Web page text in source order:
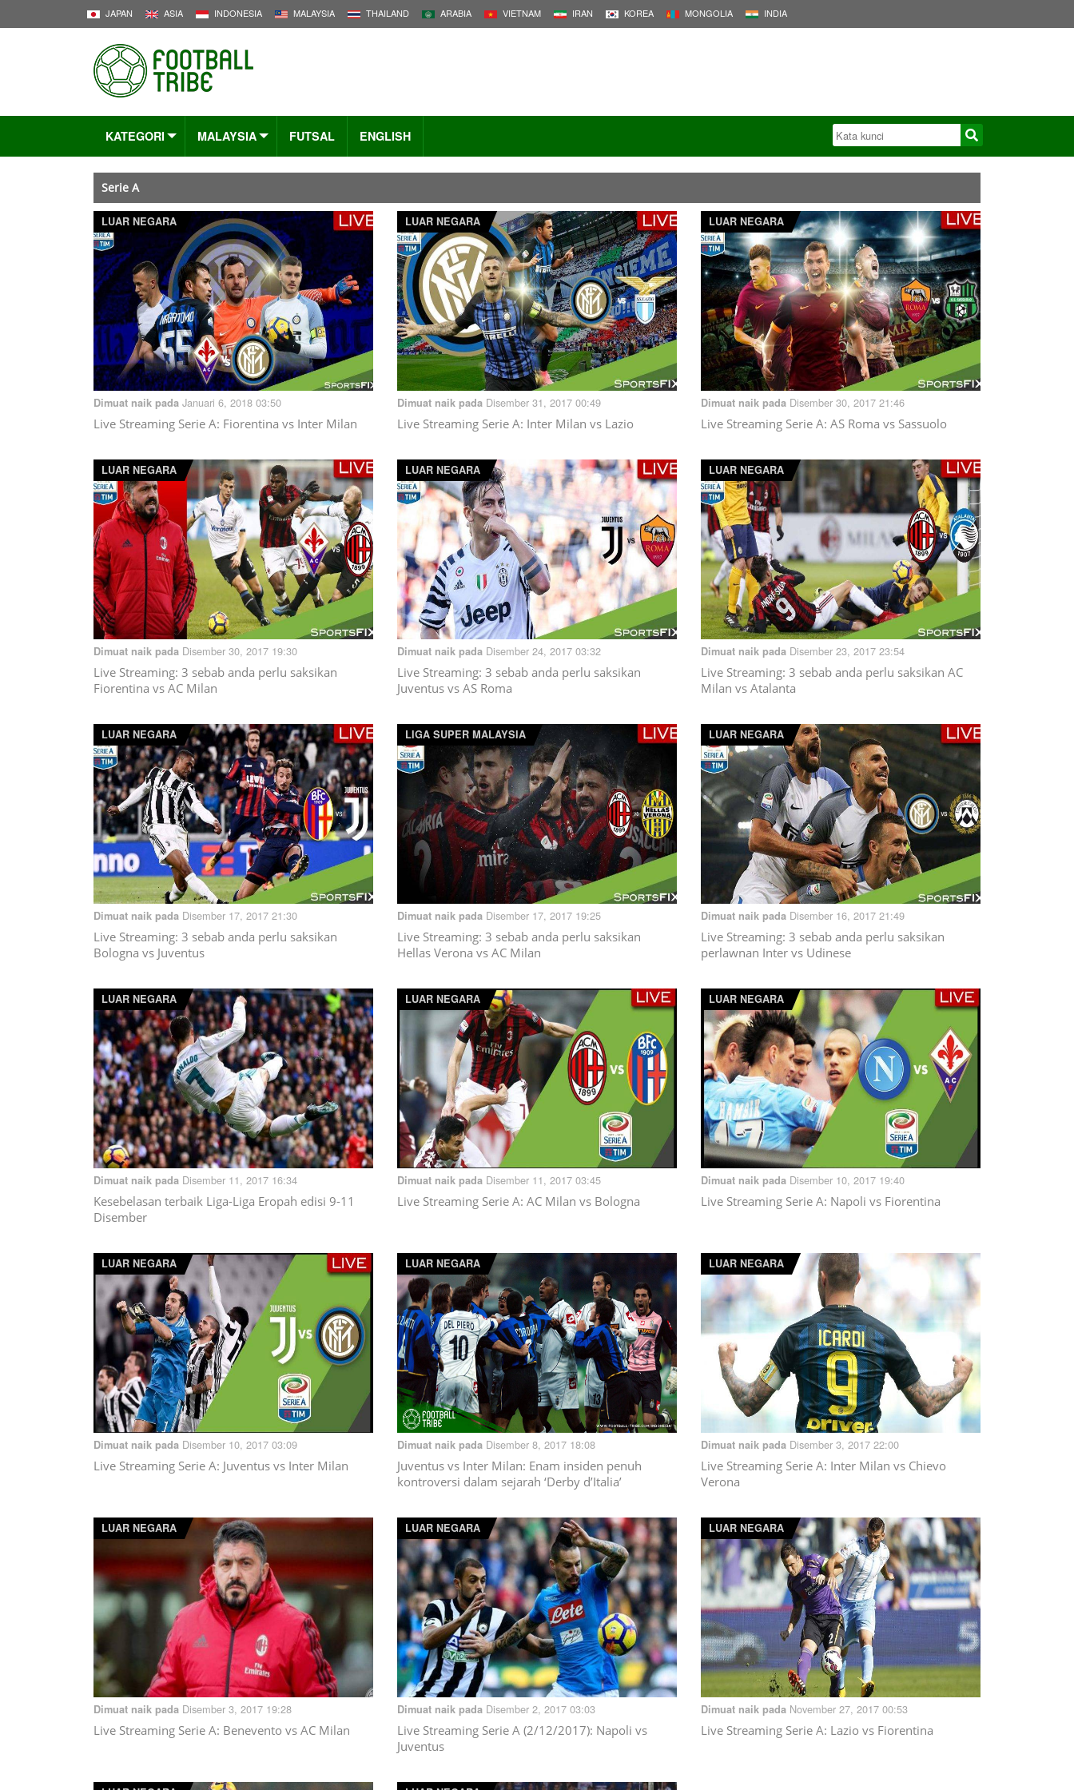
JAPAN ASIA INDONESIA MALAYSIA THAILAND ARABIA VIETNAM IRAN KOREA MONGOLIA INDIA
KATEGORI MALAYSIA FUTSAL ENGLISH
Serie A
LUAR NEGARA
Dimuat naik pada Januari 6, 2018 03:50
Live Streaming Serie A: Fiorentina vs Inter Milan
LUAR NEGARA
Dimuat naik pada Disember 31, 2017 00:49
Live Streaming Serie A: Inter Milan vs Lazio
LUAR NEGARA
Dimuat naik pada Disember 30, 2017 21:46
Live Streaming Serie A: AS Roma vs Sassuolo
LUAR NEGARA
Dimuat naik pada Disember 30, 2017 19:30
Live Streaming: 3 sebab anda perlu saksikan
Fiorentina vs AC Milan
LUAR NEGARA
Dimuat naik pada Disember 24, 2017 03:32
Live Streaming: 3 sebab anda perlu saksikan
Juventus vs AS Roma
LUAR NEGARA
Dimuat naik pada Disember 23, 2017 23:54
Live Streaming: 3 sebab anda perlu saksikan AC
Milan vs Atalanta
LUAR NEGARA
Dimuat naik pada Disember 17, 2017 21:30
Live Streaming: 3 sebab anda perlu saksikan
Bologna vs Juventus
LIGA SUPER MALAYSIA
Dimuat naik pada Disember 17, 2017 19:25
Live Streaming: 3 sebab anda perlu saksikan
Hellas Verona vs AC Milan
LUAR NEGARA
Dimuat naik pada Disember 16, 2017 21:49
Live Streaming: 3 sebab anda perlu saksikan
perlawnan Inter vs Udinese
LUAR NEGARA
Dimuat naik pada Disember 11, 2017 16:34
Kesebelasan terbaik Liga-Liga Eropah edisi 9-11
Disember
LUAR NEGARA
Dimuat naik pada Disember 11, 2017 03:45
Live Streaming Serie A: AC Milan vs Bologna
LUAR NEGARA
Dimuat naik pada Disember 10, 2017 19:40
Live Streaming Serie A: Napoli vs Fiorentina
LUAR NEGARA
Dimuat naik pada Disember 10, 2017 03:09
Live Streaming Serie A: Juventus vs Inter Milan
LUAR NEGARA
Dimuat naik pada Disember 8, 2017 18:08
Juventus vs Inter Milan: Enam insiden penuh
kontroversi dalam sejarah ‘Derby d’Italia’
LUAR NEGARA
Dimuat naik pada Disember 3, 2017 22:00
Live Streaming Serie A: Inter Milan vs Chievo
Verona
LUAR NEGARA
Dimuat naik pada Disember 3, 2017 19:28
Live Streaming Serie A: Benevento vs AC Milan
LUAR NEGARA
Dimuat naik pada Disember 2, 2017 03:03
Live Streaming Serie A (2/12/2017): Napoli vs
Juventus
LUAR NEGARA
Dimuat naik pada November 27, 2017 00:53
Live Streaming Serie A: Lazio vs Fiorentina